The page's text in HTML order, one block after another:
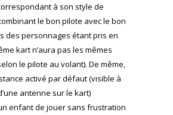
à son style de
le bon pilote avec le bon
des personnages étant pris en
kart n’aura pas les mêmes
le pilote au volant). De même,
activé par défaut (visible à
antenne sur le kart)
enfant de jouer sans frustration